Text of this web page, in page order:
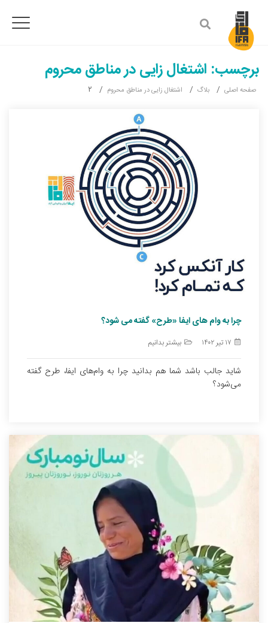
content
برچسب: اشتغال زایی در مناطق محروم
صفحه اصلی بلاگ اشتغال زایی در مناطق محروم ۲
چرا به وام های ایفا «طرح» گفته می شود؟
۱۷ تیر ۱۴۰۲ بیشتر بدانیم
شاید جالب باشد شما هم بدانید چرا به وام‌های ایفا، طرح گفته
می‌شود؟